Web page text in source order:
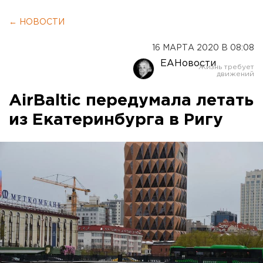
← НОВОСТИ
16 МАРТА 2020 В 08:08
ЕАНовости
AirBaltic передумала летать
из Екатеринбурга в Ригу